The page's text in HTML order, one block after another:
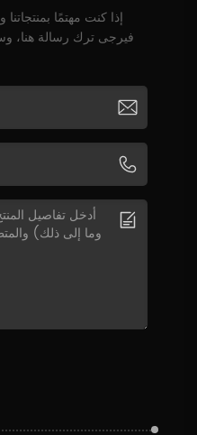
إذا كنت مهتمًا
فيرجى ترك رسالة هنا،